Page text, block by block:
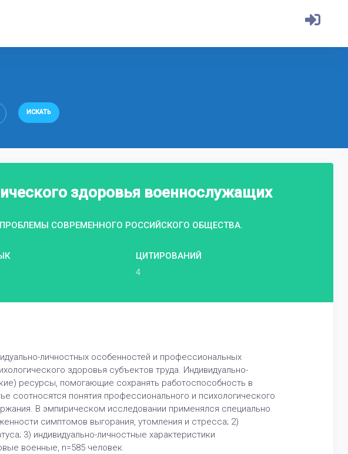
ИСКАТЬ
здоровья военнослужащих
СОВРЕМЕННОГО РОССИЙСКОГО ОБЩЕСТВА.
ЦИТИРОВАНИЙ
4
личностных особенностей и профессиональных
здоровья субъектов труда. Индивидуально-
ресурсы, помогающие сохранять работоспособность в
соотносятся понятия профессионального и психологического
В эмпирическом исследовании применялся специально
симптомов выгорания, утомления и стресса; 2)
3) индивидуально-личностные характеристики
военные, n=585 человек.